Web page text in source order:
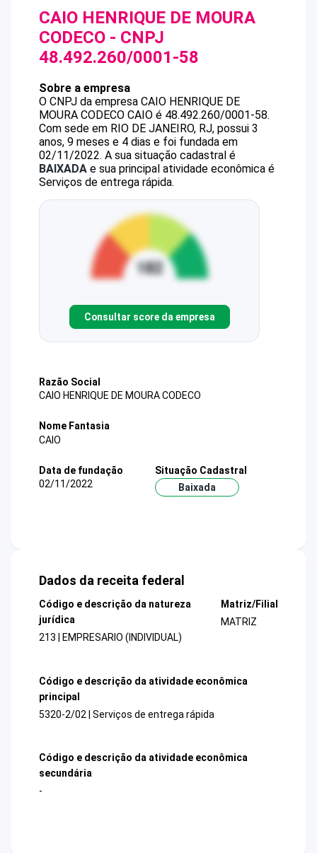
CAIO HENRIQUE DE MOURA
CODECO - CNPJ
48.492.260/0001-58
Sobre a empresa
O CNPJ da empresa CAIO HENRIQUE DE
MOURA CODECO CAIO é 48.492.260/0001-58.
Com sede em RIO DE JANEIRO, RJ, possui 3
anos, 9 meses e 4 dias e foi fundada em
02/11/2022. A sua situação cadastral é
BAIXADA e sua principal atividade econômica é
Serviços de entrega rápida.
Consultar score da empresa
Razão Social
CAIO HENRIQUE DE MOURA CODECO
Nome Fantasia
CAIO
Data de fundação
02/11/2022
Situação Cadastral
Baixada
Dados da receita federal
Código e descrição da natureza
jurídica
213 | EMPRESARIO (INDIVIDUAL)
Matriz/Filial
MATRIZ
Código e descrição da atividade econômica
principal
5320-2/02 | Serviços de entrega rápida
Código e descrição da atividade econômica
secundária
-